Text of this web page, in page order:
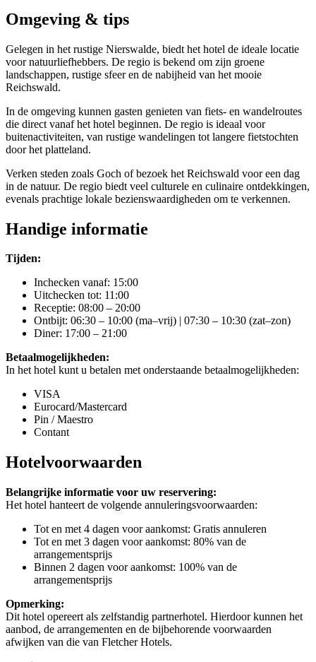
Omgeving & tips
Gelegen in het rustige Nierswalde, biedt het hotel de ideale locatie
voor natuurliefhebbers. De regio is bekend om zijn groene
landschappen, rustige sfeer en de nabijheid van het mooie
Reichswald.
In de omgeving kunnen gasten genieten van fiets- en wandelroutes
die direct vanaf het hotel beginnen. De regio is ideaal voor
buitenactiviteiten, van rustige wandelingen tot langere fietstochten
door het platteland.
Verken steden zoals Goch of bezoek het Reichswald voor een dag
in de natuur. De regio biedt veel culturele en culinaire ontdekkingen,
evenals prachtige lokale bezienswaardigheden om te verkennen.
Handige informatie
Tijden:
Inchecken vanaf: 15:00
Uitchecken tot: 11:00
Receptie: 08:00 – 20:00
Ontbijt: 06:30 – 10:00 (ma–vrij) | 07:30 – 10:30 (zat–zon)
Diner: 17:00 – 21:00
Betaalmogelijkheden:
In het hotel kunt u betalen met onderstaande betaalmogelijkheden:
VISA
Eurocard/Mastercard
Pin / Maestro
Contant
Hotelvoorwaarden
Belangrijke informatie voor uw reservering:
Het hotel hanteert de volgende annuleringsvoorwaarden:
Tot en met 4 dagen voor aankomst: Gratis annuleren
Tot en met 3 dagen voor aankomst: 80% van de
arrangementsprijs
Binnen 2 dagen voor aankomst: 100% van de
arrangementsprijs
Opmerking:
Dit hotel opereert als zelfstandig partnerhotel. Hierdoor kunnen het
aanbod, de arrangementen en de bijbehorende voorwaarden
afwijken van die van Fletcher Hotels.